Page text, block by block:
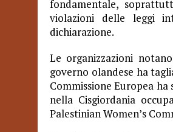
fondamentale,
violazioni delle leggi
dichiarazione.
Le organizzazioni
governo olandese ha
Commissione Europea
nella Cisgiordania
Palestinian Women’s